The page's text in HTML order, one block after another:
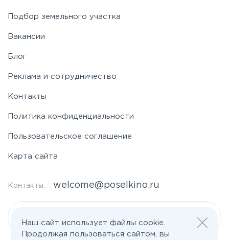
Подбор земельного участка
Вакансии
Блог
Реклама и сотрудничество
Контакты
Политика конфиденциальности
Пользовательское соглашение
Карта сайта
Контакты: welcome@poselkino.ru
Наш сайт использует файлы cookie.
Продолжая пользоваться сайтом, вы